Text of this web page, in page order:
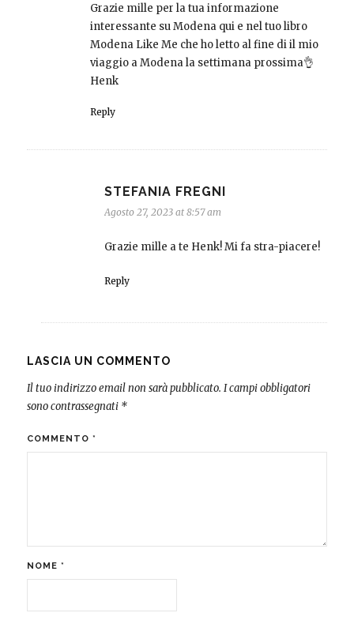
Grazie mille per la tua informazione
interessante su Modena qui e nel tuo libro
Modena Like Me che ho letto al fine di il mio
viaggio a Modena la settimana prossima👌
Henk
Reply
STEFANIA FREGNI
Agosto 27, 2023 at 8:57 am
Grazie mille a te Henk! Mi fa stra-piacere!
Reply
LASCIA UN COMMENTO
Il tuo indirizzo email non sarà pubblicato. I campi obbligatori
sono contrassegnati *
COMMENTO *
NOME *